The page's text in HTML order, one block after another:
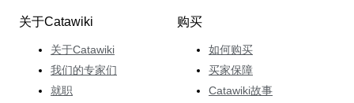
关于Catawiki
关于Catawiki
我们的专家们
就职
购买
如何购买
买家保障
Catawiki故事